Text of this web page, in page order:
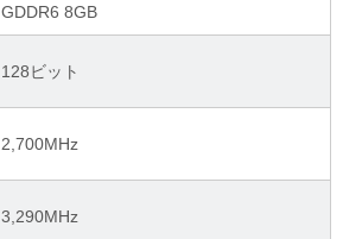
GDDR6 8GB
128ビット
2,700MHz
3,290MHz